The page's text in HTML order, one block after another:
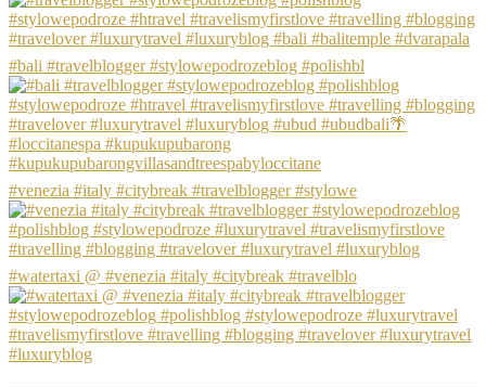
#bali #travelblogger #stylowepodrozeblog #polishbl
#venezia #italy #citybreak #travelblogger #stylowe
#watertaxi @ #venezia #italy #citybreak #travelblo